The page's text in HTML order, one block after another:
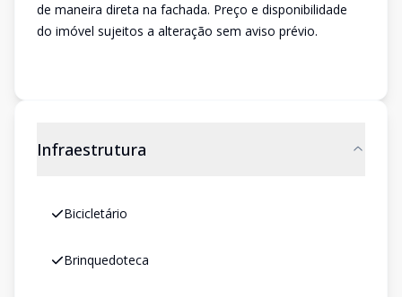
de maneira direta na fachada. Preço e disponibilidade
do imóvel sujeitos a alteração sem aviso prévio.
Infraestrutura
Bicicletário
Brinquedoteca